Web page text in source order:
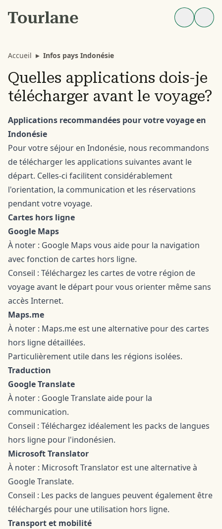
Accueil ▸ Infos pays Indonésie
Quelles applications dois-je
télécharger avant le voyage?
Applications recommandées pour votre voyage en
Indonésie
Pour votre séjour en Indonésie, nous recommandons
de télécharger les applications suivantes avant le
départ. Celles-ci facilitent considérablement
l'orientation, la communication et les réservations
pendant votre voyage.
Cartes hors ligne
Google Maps
À noter : Google Maps vous aide pour la navigation
avec fonction de cartes hors ligne.
Conseil : Téléchargez les cartes de votre région de
voyage avant le départ pour vous orienter même sans
accès Internet.
Maps.me
À noter : Maps.me est une alternative pour des cartes
hors ligne détaillées.
Particulièrement utile dans les régions isolées.
Traduction
Google Translate
À noter : Google Translate aide pour la
communication.
Conseil : Téléchargez idéalement les packs de langues
hors ligne pour l'indonésien.
Microsoft Translator
À noter : Microsoft Translator est une alternative à
Google Translate.
Conseil : Les packs de langues peuvent également être
téléchargés pour une utilisation hors ligne.
Transport et mobilité